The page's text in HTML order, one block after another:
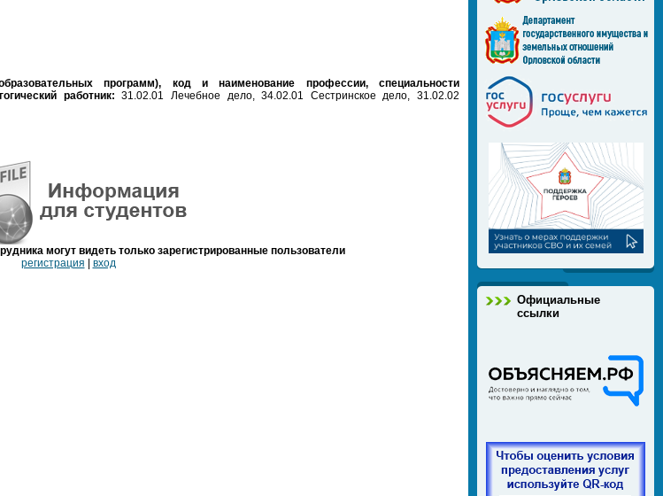
программ), код и наименование профессии, специальности
работник: 31.02.01 Лечебное дело, 34.02.01 Сестринское дело, 31.02.02
могут видеть только зарегистрированные пользователи
регистрация
вход
Официальные
ссылки